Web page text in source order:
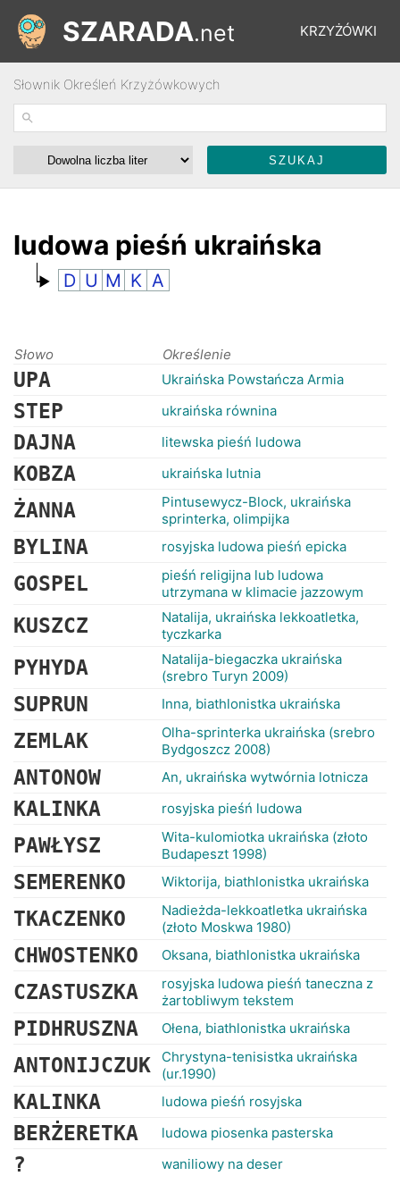
KRZYŻÓWKI
ŁAMIGŁÓWKI
SZARADA.net
Słownik Określeń Krzyżówkowych
ludowa pieśń ukraińska
D U M K A
Słowo Określenie
UPA Ukraińska Powstańcza Armia
STEP ukraińska równina
DAJNA litewska pieśń ludowa
KOBZA ukraińska lutnia
ŻANNA
Pintusewycz-Block, ukraińska
sprinterka, olimpijka
BYLINA rosyjska ludowa pieśń epicka
GOSPEL
pieśń religijna lub ludowa
utrzymana w klimacie jazzowym
KUSZCZ
Natalija, ukraińska lekkoatletka,
tyczkarka
PYHYDA
Natalija-biegaczka ukraińska
(srebro Turyn 2009)
SUPRUN Inna, biathlonistka ukraińska
ZEMLAK
Olha-sprinterka ukraińska (srebro
Bydgoszcz 2008)
ANTONOW An, ukraińska wytwórnia lotnicza
KALINKA rosyjska pieśń ludowa
PAWŁYSZ
Wita-kulomiotka ukraińska (złoto
Budapeszt 1998)
SEMERENKO Wiktorija, biathlonistka ukraińska
TKACZENKO
Nadieżda-lekkoatletka ukraińska
(złoto Moskwa 1980)
CHWOSTENKO Oksana, biathlonistka ukraińska
CZASTUSZKA
rosyjska ludowa pieśń taneczna z
żartobliwym tekstem
PIDHRUSZNA Ołena, biathlonistka ukraińska
ANTONIJCZUK
Chrystyna-tenisistka ukraińska
(ur.1990)
KALINKA ludowa pieśń rosyjska
BERŻERETKA ludowa piosenka pasterska
? waniliowy na deser